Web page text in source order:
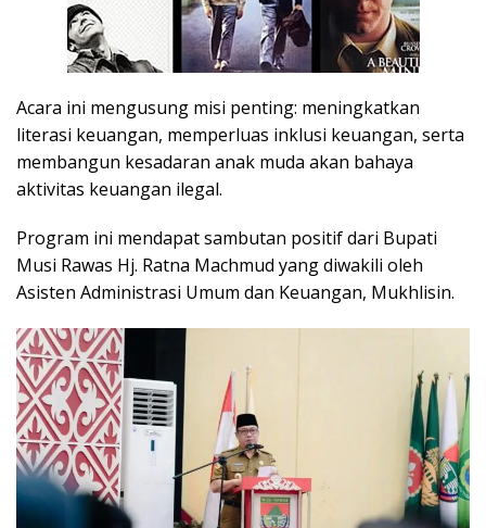
Acara ini mengusung misi penting: meningkatkan
literasi keuangan, memperluas inklusi keuangan, serta
membangun kesadaran anak muda akan bahaya
aktivitas keuangan ilegal.
Program ini mendapat sambutan positif dari Bupati
Musi Rawas Hj. Ratna Machmud yang diwakili oleh
Asisten Administrasi Umum dan Keuangan, Mukhlisin.